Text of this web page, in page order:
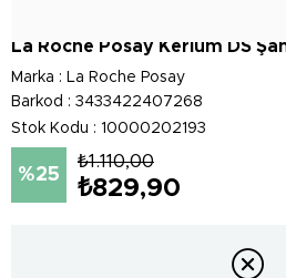
La Roche Posay Kerium DS
Marka : La Roche Posay
Barkod : 3433422407268
Stok Kodu
10000202193
25
₺1.110,00
₺829,90